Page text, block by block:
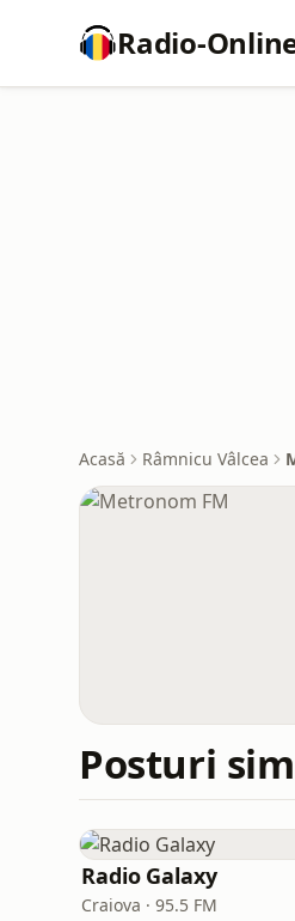
Radio-
Acasă Râmnicu Vâlcea
Posturi
Radio Galaxy
Craiova · 95.5 FM